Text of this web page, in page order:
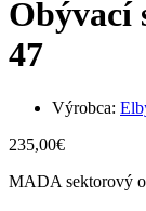
Obývací
47
Výrobca:
235,00€
MADA sektorový